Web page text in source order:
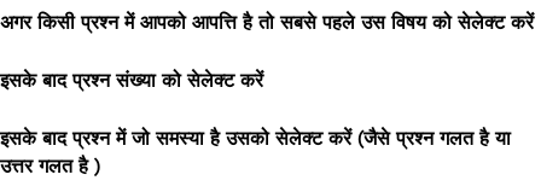
अगर किसी प्रश्न में आपको आपत्ति है तो सबसे पहले उस विषय को सेलेक्ट करें
इसके बाद प्रश्न संख्या को सेलेक्ट करें
इसके बाद प्रश्न में जो समस्या है उसको सेलेक्ट करें (जैसे प्रश्न गलत है या
उत्तर गलत है )